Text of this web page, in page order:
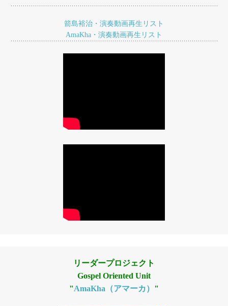
箭島裕治・演奏動画再生リスト
AmaKha・演奏動画再生リスト
リーダープロジェクト
Gospel Oriented Unit
"AmaKha（アマーカ） "